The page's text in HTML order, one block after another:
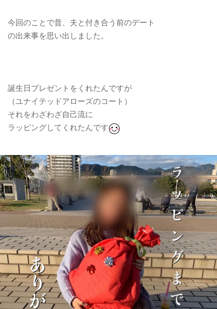
今回のことで昔、夫と付き合う前のデート
の出来事を思い出しました。
誕生日プレゼントをくれたんですが
（ユナイテッドアローズのコート）
それをわざわざ自己流に
ラッピングしてくれたんです